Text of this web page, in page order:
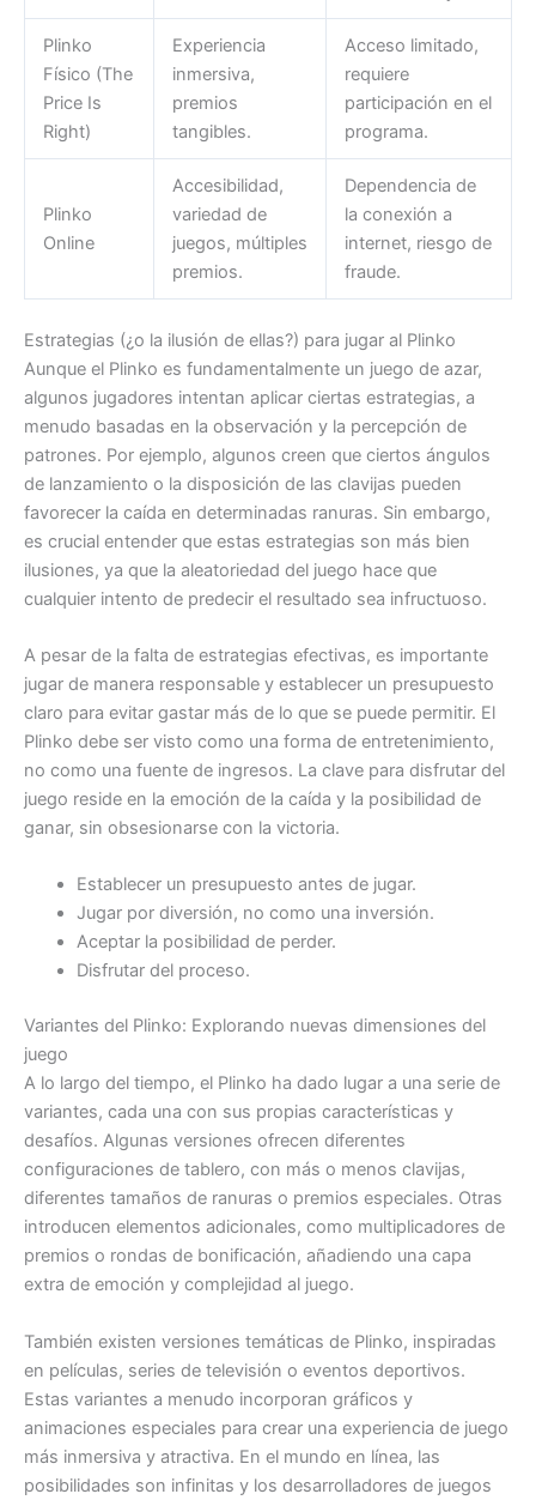
Plinko
Físico (The
Price Is
Right)
Experiencia
inmersiva,
premios
tangibles.
Acceso limitado,
requiere
participación en el
programa.
Plinko
Online
Accesibilidad,
variedad de
juegos, múltiples
premios.
Dependencia de
la conexión a
internet, riesgo de
fraude.
Estrategias (¿o la ilusión de ellas?) para jugar al Plinko
Aunque el Plinko es fundamentalmente un juego de azar,
algunos jugadores intentan aplicar ciertas estrategias, a
menudo basadas en la observación y la percepción de
patrones. Por ejemplo, algunos creen que ciertos ángulos
de lanzamiento o la disposición de las clavijas pueden
favorecer la caída en determinadas ranuras. Sin embargo,
es crucial entender que estas estrategias son más bien
ilusiones, ya que la aleatoriedad del juego hace que
cualquier intento de predecir el resultado sea infructuoso.
A pesar de la falta de estrategias efectivas, es importante
jugar de manera responsable y establecer un presupuesto
claro para evitar gastar más de lo que se puede permitir. El
Plinko debe ser visto como una forma de entretenimiento,
no como una fuente de ingresos. La clave para disfrutar del
juego reside en la emoción de la caída y la posibilidad de
ganar, sin obsesionarse con la victoria.
Establecer un presupuesto antes de jugar.
Jugar por diversión, no como una inversión.
Aceptar la posibilidad de perder.
Disfrutar del proceso.
Variantes del Plinko: Explorando nuevas dimensiones del
juego
A lo largo del tiempo, el Plinko ha dado lugar a una serie de
variantes, cada una con sus propias características y
desafíos. Algunas versiones ofrecen diferentes
configuraciones de tablero, con más o menos clavijas,
diferentes tamaños de ranuras o premios especiales. Otras
introducen elementos adicionales, como multiplicadores de
premios o rondas de bonificación, añadiendo una capa
extra de emoción y complejidad al juego.
También existen versiones temáticas de Plinko, inspiradas
en películas, series de televisión o eventos deportivos.
Estas variantes a menudo incorporan gráficos y
animaciones especiales para crear una experiencia de juego
más inmersiva y atractiva. En el mundo en línea, las
posibilidades son infinitas y los desarrolladores de juegos